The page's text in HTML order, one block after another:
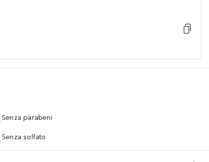
Senza parabeni
Senza solfato